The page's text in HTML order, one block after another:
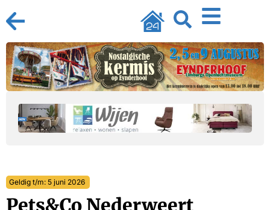
Geldig t/m: 5 juni 2026
Pets&Co Nederweert